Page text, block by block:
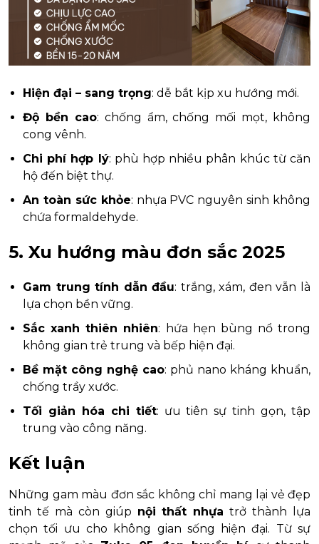
Hiện đại – sang trọng: dễ bắt kịp xu hướng mới.
Độ bền cao: chống ẩm, chống mối mọt, không
cong vênh.
Chi phí hợp lý: phù hợp nhiều phân khúc từ căn
hộ đến biệt thự.
An toàn sức khỏe: nhựa PVC nguyên sinh không
chứa formaldehyde.
5. Xu hướng màu đơn sắc 2025
Gam trung tính dẫn đầu: trắng, xám, đen vẫn là
lựa chọn bền vững.
Sắc xanh thiên nhiên: hứa hẹn bùng nổ trong
không gian trẻ trung và bếp hiện đại.
Bề mặt công nghệ cao: phủ nano kháng khuẩn,
chống trầy xước.
Tối giản hóa chi tiết: ưu tiên sự tinh gọn, tập
trung vào công năng.
Kết luận
Những gam màu đơn sắc không chỉ mang lại vẻ đẹp
tinh tế mà còn giúp nội thất nhựa trở thành lựa
chọn tối ưu cho không gian sống hiện đại. Từ sự